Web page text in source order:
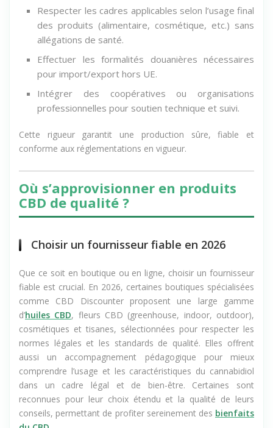
Respecter les cadres applicables selon l’usage final
des produits (alimentaire, cosmétique, etc.) sans
allégations de santé.
Effectuer les formalités douanières nécessaires
pour import/export hors UE.
Intégrer des coopératives ou organisations
professionnelles pour soutien technique et suivi.
Cette rigueur garantit une production sûre, fiable et
conforme aux réglementations en vigueur.
Où s’approvisionner en produits
CBD de qualité ?
Choisir un fournisseur fiable en 2026
Que ce soit en boutique ou en ligne, choisir un fournisseur
fiable est crucial. En 2026, certaines boutiques spécialisées
comme CBD Discounter proposent une large gamme
d’huiles CBD, fleurs CBD (greenhouse, indoor, outdoor),
cosmétiques et tisanes, sélectionnées pour respecter les
normes légales et les standards de qualité. Elles offrent
aussi un accompagnement pédagogique pour mieux
comprendre l’usage et les caractéristiques du cannabidiol
dans un cadre légal et de bien-être. Certaines sont
reconnues pour leur choix étendu et la qualité de leurs
conseils, permettant de profiter sereinement des bienfaits